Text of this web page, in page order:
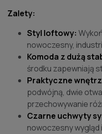
Zalety:
Styl loftowy:
nowoczesny,
Komoda z dużą
środku zapewniają
Praktyczne
podwójną, dwie
przechowywanie
Czarne uchwyty
nowoczesny